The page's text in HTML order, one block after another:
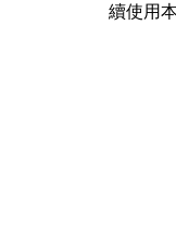
續使用